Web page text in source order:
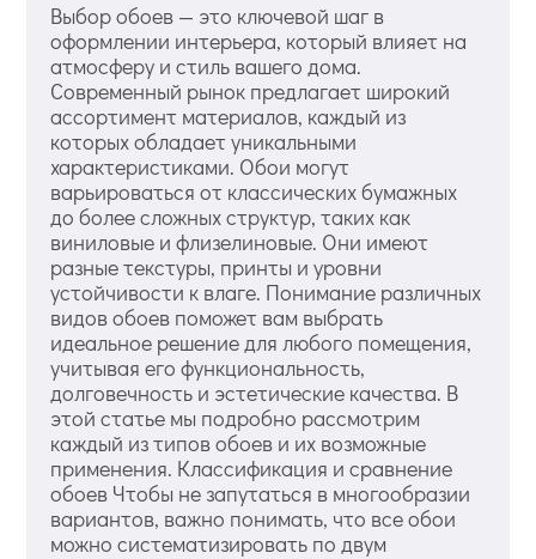
Выбор обоев — это ключевой шаг в
оформлении интерьера, который влияет на
атмосферу и стиль вашего дома.
Современный рынок предлагает широкий
ассортимент материалов, каждый из
которых обладает уникальными
характеристиками. Обои могут
варьироваться от классических бумажных
до более сложных структур, таких как
виниловые и флизелиновые. Они имеют
разные текстуры, принты и уровни
устойчивости к влаге. Понимание различных
видов обоев поможет вам выбрать
идеальное решение для любого помещения,
учитывая его функциональность,
долговечность и эстетические качества. В
этой статье мы подробно рассмотрим
каждый из типов обоев и их возможные
применения. Классификация и сравнение
обоев Чтобы не запутаться в многообразии
вариантов, важно понимать, что все обои
можно систематизировать по двум